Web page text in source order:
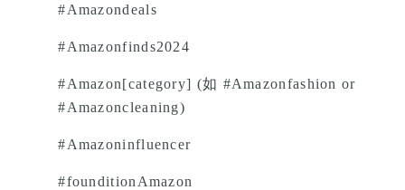
#Amazondeals
#Amazonfinds2024
#Amazon[category] (如 #Amazonfashion or
#Amazoncleaning)
#Amazoninfluencer
#founditionAmazon